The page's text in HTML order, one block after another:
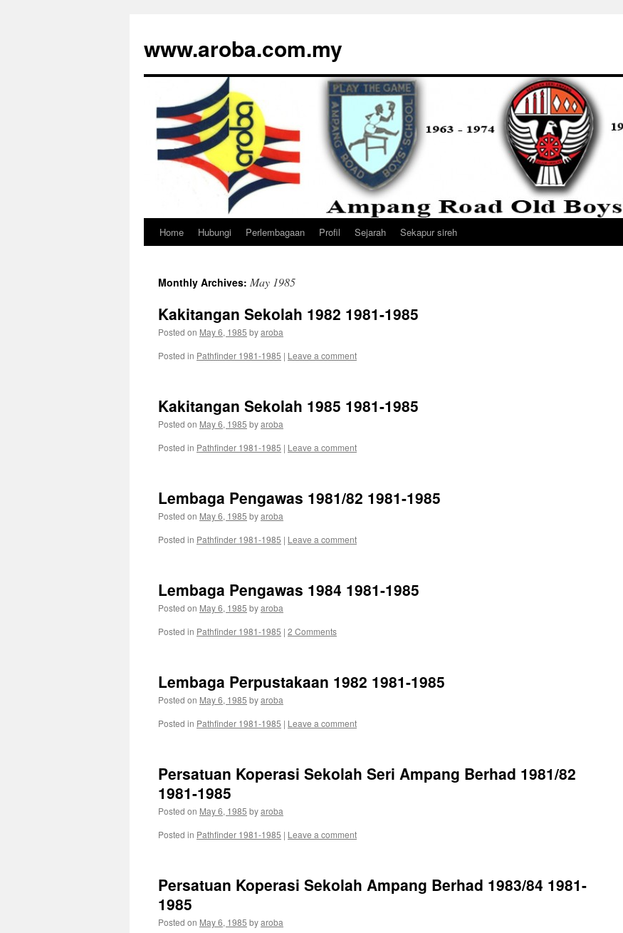
www.aroba.com.my
Skip
content
Home Hubungi Perlembagaan Profil Sejarah Sekapur sireh
Monthly Archives: May 1985
Kakitangan Sekolah 1982 1981-1985
Posted on May 6, 1985 byaroba
Posted in Pathfinder 1981-1985 | Leave a comment
Kakitangan Sekolah 1985 1981-1985
Posted on May 6, 1985 byaroba
Posted in Pathfinder 1981-1985 | Leave a comment
Lembaga Pengawas 1981/82 1981-1985
Posted on May 6, 1985 byaroba
Posted in Pathfinder 1981-1985 | Leave a comment
Lembaga Pengawas 1984 1981-1985
Posted on May 6, 1985 byaroba
Posted in Pathfinder 1981-1985 | 2 Comments
Lembaga Perpustakaan 1982 1981-1985
Posted on May 6, 1985 byaroba
Posted in Pathfinder 1981-1985 | Leave a comment
Persatuan Koperasi Sekolah Seri Ampang Berhad 1981/82
1981-1985
Posted on May 6, 1985 byaroba
Posted in Pathfinder 1981-1985 | Leave a comment
Persatuan Koperasi Sekolah Ampang Berhad 1983/84 1981-
1985
Posted on May 6, 1985 byaroba